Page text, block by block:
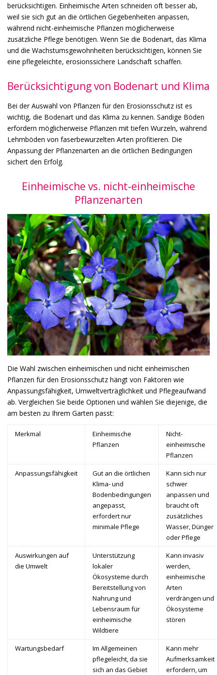
berücksichtigen. Einheimische Arten schneiden oft besser ab,
weil sie sich gut an die örtlichen Gegebenheiten anpassen,
während nicht-einheimische Pflanzen möglicherweise
zusätzliche Pflege benötigen. Wenn Sie die Bodenart, das Klima
und die Wachstumsgewohnheiten berücksichtigen, können Sie
eine pflegeleichte, erosionssichere Landschaft schaffen.
Berücksichtigung von Bodenart und Klima
Bei der Auswahl von Pflanzen für den Erosionsschutz ist es
wichtig, die Bodenart und das Klima zu kennen. Sandige Böden
erfordern möglicherweise Pflanzen mit tiefen Wurzeln, während
Lehmböden von faserbewurzelten Arten profitieren. Die
Anpassung der Pflanzenarten an die örtlichen Bedingungen
sichert den Erfolg.
Einheimische vs. nicht-einheimische
Pflanzenarten
Die Wahl zwischen einheimischen und nicht einheimischen
Pflanzen für den Erosionsschutz hängt von Faktoren wie
Anpassungsfähigkeit, Umweltverträglichkeit und Pflegeaufwand
ab. Vergleichen Sie beide Optionen und wählen Sie diejenige, die
am besten zu Ihrem Garten passt:
Merkmal
Einheimische
Pflanzen
Nicht-
einheimische
Pflanzen
Anpassungsfähigkeit
Gut an die örtlichen
Klima- und
Bodenbedingungen
angepasst,
erfordert nur
minimale Pflege
Kann sich nur
schwer
anpassen und
braucht oft
zusätzliches
Wasser, Dünger
oder Pflege
Auswirkungen auf
die Umwelt
Unterstützung
lokaler
Ökosysteme durch
Bereitstellung von
Nahrung und
Lebensraum für
einheimische
Wildtiere
Kann invasiv
werden,
einheimische
Arten
verdrängen und
Ökosysteme
stören
Wartungsbedarf
Im Allgemeinen
pflegeleicht, da sie
sich an das Gebiet
Kann mehr
Aufmerksamkeit
erfordern, um